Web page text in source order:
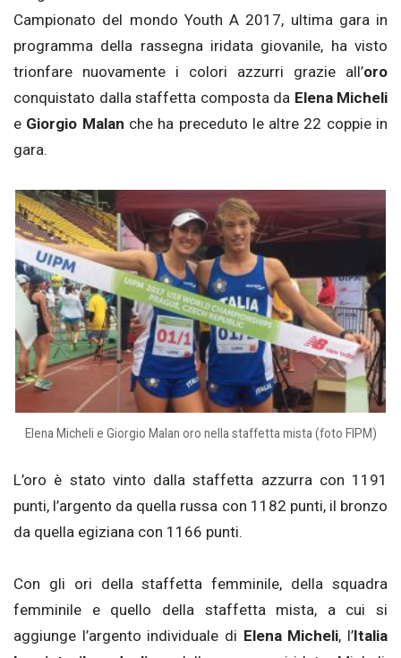
Campionato del mondo Youth A 2017, ultima gara in
programma della rassegna iridata giovanile, ha visto
trionfare nuovamente i colori azzurri grazie all’oro
conquistato dalla staffetta composta da Elena Micheli
e Giorgio Malan che ha preceduto le altre 22 coppie in
gara.
Elena Micheli e Giorgio Malan oro nella staffetta mista (foto FIPM)
L’oro è stato vinto dalla staffetta azzurra con 1191
punti, l’argento da quella russa con 1182 punti, il bronzo
da quella egiziana con 1166 punti.
Con gli ori della staffetta femminile, della squadra
femminile e quello della staffetta mista, a cui si
aggiunge l’argento individuale di Elena Micheli, l’Italia